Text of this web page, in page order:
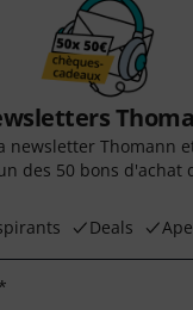
newsletter Thomann
des 50 bons d'achat
Deals
*